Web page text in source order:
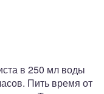
в 250 мл воды
Пить время от